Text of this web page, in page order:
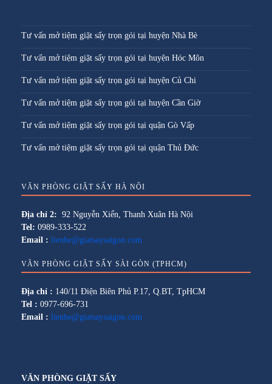
Tư vấn mở tiệm giặt sấy trọn gói tại huyện Nhà Bè
Tư vấn mở tiệm giặt sấy trọn gói tại huyện Hóc Môn
Tư vấn mở tiệm giặt sấy trọn gói tại huyện Củ Chi
Tư vấn mở tiệm giặt sấy trọn gói tại huyện Cần Giờ
Tư vấn mở tiệm giặt sấy trọn gói tại quận Gò Vấp
Tư vấn mở tiệm giặt sấy trọn gói tại quận Thủ Đức
VĂN PHÒNG GIẶT SẤY HÀ NỘI
Địa chỉ 2: 92 Nguyễn Xiển, Thanh Xuân Hà Nội
Tel: 0989-333-522
Email : lienhe@giatsaysaigon.com
VĂN PHÒNG GIẶT SẤY SÀI GÒN (TPHCM)
Địa chỉ : 140/11 Điện Biên Phủ P.17, Q.BT, TpHCM
Tel : 0977-696-731
Email : lienhe@giatsaysaigon.com
VĂN PHÒNG GIẶT SẤY